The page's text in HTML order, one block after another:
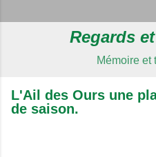
Regards
Mémoire et
L'Ail des Ours une
de saison.